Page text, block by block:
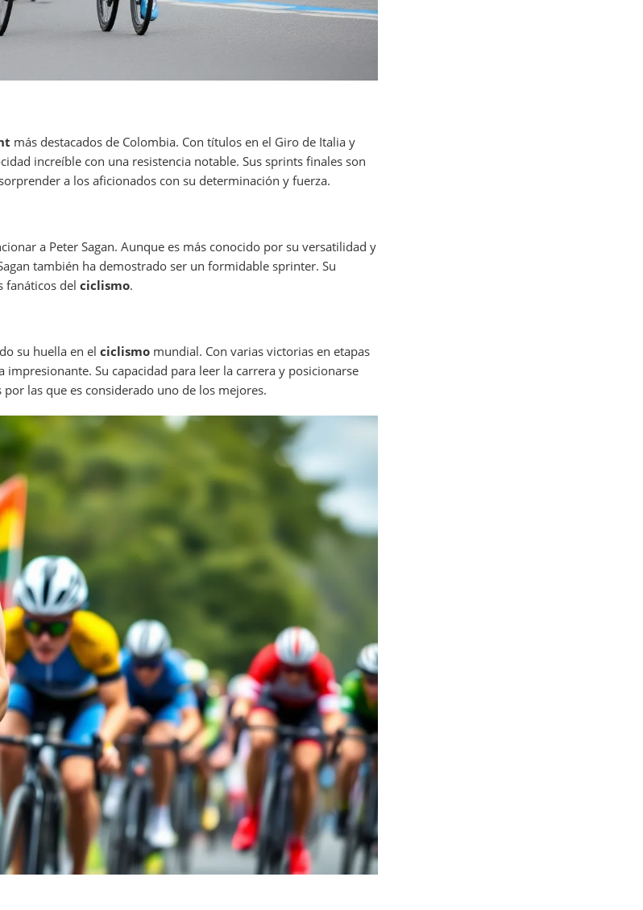
más destacados de Colombia. Con títulos en el Giro de Italia y
increíble con una resistencia notable. Sus sprints finales son
a los aficionados con su determinación y fuerza.
a Peter Sagan. Aunque es más conocido por su versatilidad y
también ha demostrado ser un formidable sprinter. Su
fanáticos del ciclismo.
su huella en el ciclismo mundial. Con varias victorias en etapas
Su capacidad para leer la carrera y posicionarse
las que es considerado uno de los mejores.